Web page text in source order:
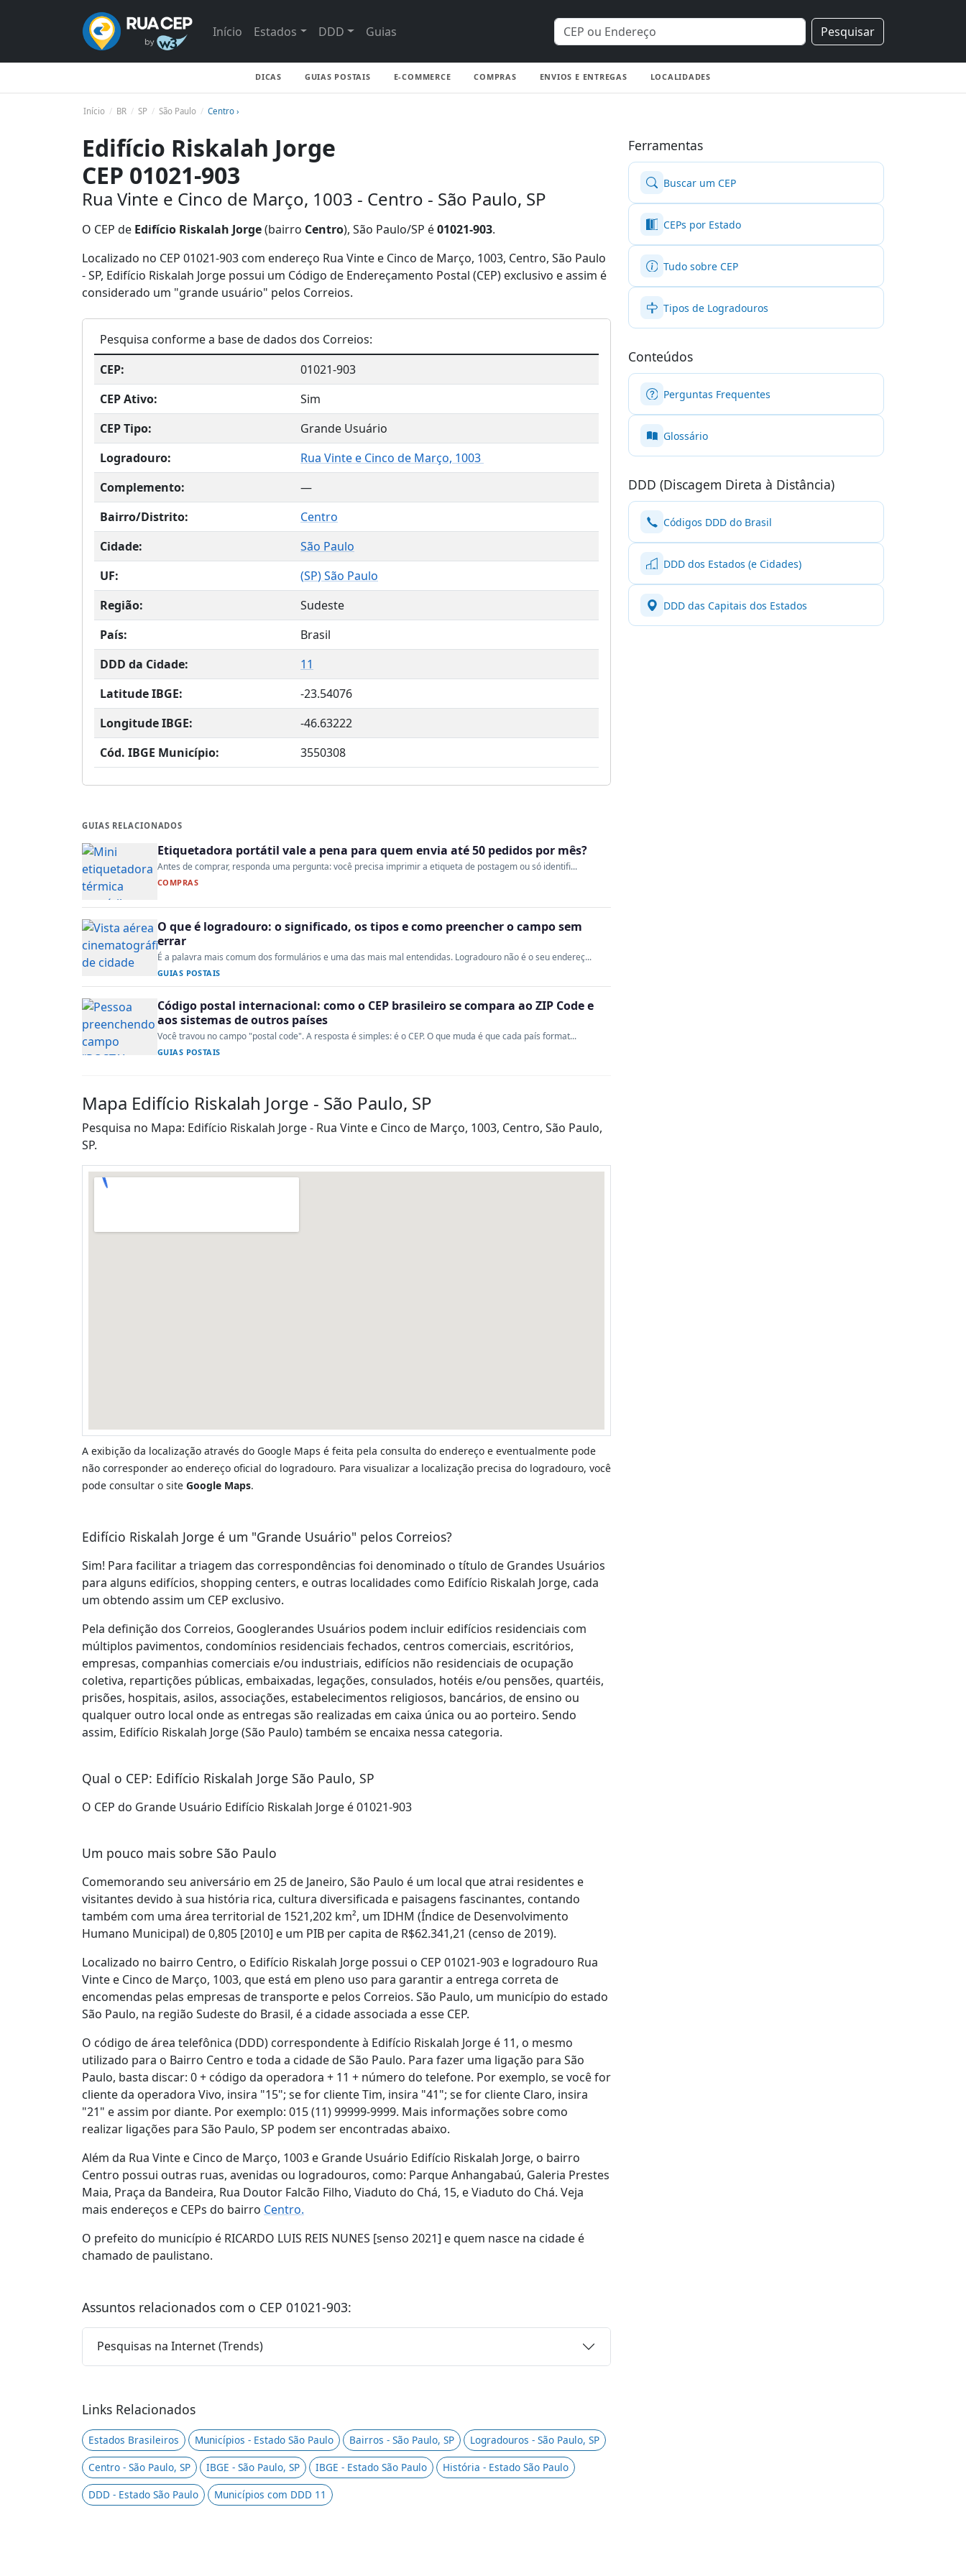
Início Estados DDD Guias Pesquisar
DICAS GUIAS POSTAIS E-COMMERCE COMPRAS ENVIOS E ENTREGAS LOCALIDADES
Início BR SP São Paulo Centro ›
Edifício Riskalah Jorge
CEP 01021-903
Rua Vinte e Cinco de Março, 1003 - Centro - São Paulo, SP
O CEP de Edifício Riskalah Jorge(bairro Centro), São Paulo/SP é01021-903.
Localizado no CEP 01021-903 com endereço Rua Vinte e Cinco de Março, 1003, Centro, São Paulo
- SP, Edifício Riskalah Jorge possui um Código de Endereçamento Postal (CEP) exclusivo e assim é
considerado um "grande usuário" pelos Correios.
Pesquisa conforme a base de dados dos Correios:
CEP:
01021-903
CEP Ativo:
Sim
CEP Tipo:
Grande Usuário
Logradouro:
Rua Vinte e Cinco de Março, 1003
Complemento:
—
Bairro/Distrito:
Centro
Cidade:
São Paulo
UF:
(SP) São Paulo
Região:
Sudeste
País:
Brasil
DDD da Cidade:
11
Latitude IBGE:
-23.54076
Longitude IBGE:
-46.63222
Cód. IBGE Município:
3550308
GUIAS RELACIONADOS
Etiquetadora portátil vale a pena para quem envia até 50 pedidos por mês?
Antes de comprar, responda uma pergunta: você precisa imprimir a etiqueta de postagem ou só identifi...
COMPRAS
O que é logradouro: o significado, os tipos e como preencher o campo sem
errar
É a palavra mais comum dos formulários e uma das mais mal entendidas. Logradouro não é o seu endereç...
GUIAS POSTAIS
Código postal internacional: como o CEP brasileiro se compara ao ZIP Code e
aos sistemas de outros países
Você travou no campo "postal code". A resposta é simples: é o CEP. O que muda é que cada país format...
GUIAS POSTAIS
Mapa Edifício Riskalah Jorge - São Paulo, SP
Pesquisa no Mapa: Edifício Riskalah Jorge - Rua Vinte e Cinco de Março, 1003, Centro, São Paulo,
SP.
A exibição da localização através do Google Maps é feita pela consulta do endereço e eventualmente pode
não corresponder ao endereço oficial do logradouro. Para visualizar a localização precisa do logradouro, você
pode consultar o site Google Maps.
Edifício Riskalah Jorge é um "Grande Usuário" pelos Correios?
Sim! Para facilitar a triagem das correspondências foi denominado o título de Grandes Usuários
para alguns edifícios, shopping centers, e outras localidades como Edifício Riskalah Jorge, cada
um obtendo assim um CEP exclusivo.
Pela definição dos Correios, Googlerandes Usuários podem incluir edifícios residenciais com
múltiplos pavimentos, condomínios residenciais fechados, centros comerciais, escritórios,
empresas, companhias comerciais e/ou industriais, edifícios não residenciais de ocupação
coletiva, repartições públicas, embaixadas, legações, consulados, hotéis e/ou pensões, quartéis,
prisões, hospitais, asilos, associações, estabelecimentos religiosos, bancários, de ensino ou
qualquer outro local onde as entregas são realizadas em caixa única ou ao porteiro. Sendo
assim, Edifício Riskalah Jorge (São Paulo) também se encaixa nessa categoria.
Qual o CEP: Edifício Riskalah Jorge São Paulo, SP
O CEP do Grande Usuário Edifício Riskalah Jorge é 01021-903
Um pouco mais sobre São Paulo
Comemorando seu aniversário em 25 de Janeiro, São Paulo é um local que atrai residentes e
visitantes devido à sua história rica, cultura diversificada e paisagens fascinantes, contando
também com uma área territorial de 1521,202 km², um IDHM (Índice de Desenvolvimento
Humano Municipal) de 0,805 [2010] e um PIB per capita de R$62.341,21 (censo de 2019).
Localizado no bairro Centro, o Edifício Riskalah Jorge possui o CEP 01021-903 e logradouro Rua
Vinte e Cinco de Março, 1003, que está em pleno uso para garantir a entrega correta de
encomendas pelas empresas de transporte e pelos Correios. São Paulo, um município do estado
São Paulo, na região Sudeste do Brasil, é a cidade associada a esse CEP.
O código de área telefônica (DDD) correspondente à Edifício Riskalah Jorge é 11, o mesmo
utilizado para o Bairro Centro e toda a cidade de São Paulo. Para fazer uma ligação para São
Paulo, basta discar: 0 + código da operadora + 11 + número do telefone. Por exemplo, se você for
cliente da operadora Vivo, insira "15"; se for cliente Tim, insira "41"; se for cliente Claro, insira
"21" e assim por diante. Por exemplo: 015 (11) 99999-9999. Mais informações sobre como
realizar ligações para São Paulo, SP podem ser encontradas abaixo.
Além da Rua Vinte e Cinco de Março, 1003 e Grande Usuário Edifício Riskalah Jorge, o bairro
Centro possui outras ruas, avenidas ou logradouros, como: Parque Anhangabaú, Galeria Prestes
Maia, Praça da Bandeira, Rua Doutor Falcão Filho, Viaduto do Chá, 15, e Viaduto do Chá. Veja
mais endereços e CEPs do bairro Centro.
O prefeito do município é RICARDO LUIS REIS NUNES [senso 2021] e quem nasce na cidade é
chamado de paulistano.
Assuntos relacionados com o CEP 01021-903:
Pesquisas na Internet (Trends)
Links Relacionados
Estados Brasileiros Municípios - Estado São Paulo Bairros - São Paulo, SP
Logradouros - São Paulo, SP
Centro - São Paulo, SP
IBGE - São Paulo, SP IBGE - Estado São Paulo
História - Estado São Paulo
DDD - Estado São Paulo
Municípios com DDD 11
Ferramentas
Buscar um CEP
CEPs por Estado
Tudo sobre CEP
Tipos de Logradouros
Conteúdos
Perguntas Frequentes
Glossário
DDD (Discagem Direta à Distância)
Códigos DDD do Brasil
DDD dos Estados (e Cidades)
DDD das Capitais dos Estados